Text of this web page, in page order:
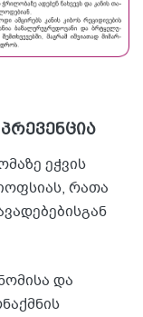
ეჭვის
რათა
და